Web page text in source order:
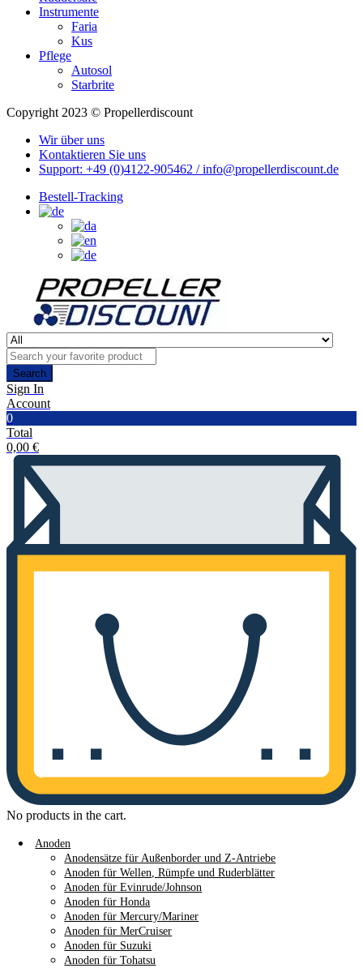
Instrumente
Faria
Kus
Pflege
Autosol
Starbrite
Copyright 2023 © Propellerdiscount
Wir über uns
Kontaktieren Sie uns
Support: +49 (0)4122-905462 / info@propellerdiscount.de
Bestell-Tracking
Search
Sign In
Account
0
Total
0,00 €
No products in the cart.
Anoden
Anodensätze für Außenborder und Z-Antriebe
Anoden für Wellen, Rümpfe und Ruderblätter
Anoden für Evinrude/Johnson
Anoden für Honda
Anoden für Mercury/Mariner
Anoden für MerCruiser
Anoden für Suzuki
Anoden für Tohatsu